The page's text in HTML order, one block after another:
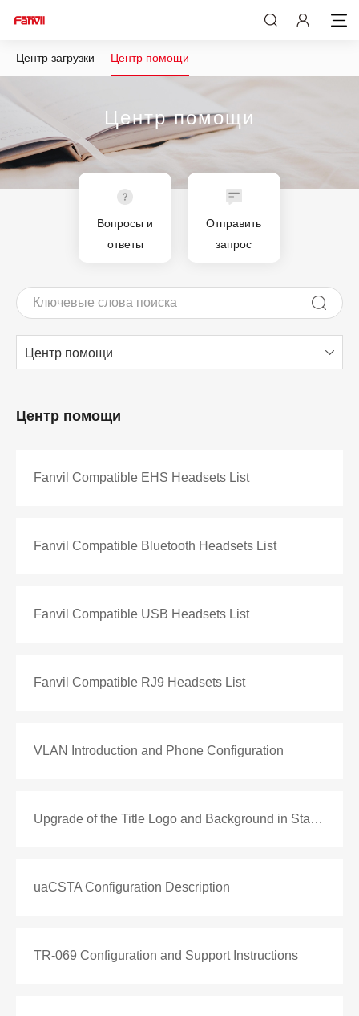
Центр загрузки Центр помощи
Центр помощи
Вопросы и
ответы
Отправить
запрос
Центр помощи
Центр помощи
Fanvil Compatible EHS Headsets List
Fanvil Compatible Bluetooth Headsets List
Fanvil Compatible USB Headsets List
Fanvil Compatible RJ9 Headsets List
VLAN Introduction and Phone Configuration
Upgrade of the Title Logo and Background in Standby Mode of Color Screen Phones
uaCSTA Configuration Description
TR-069 Configuration and Support Instructions